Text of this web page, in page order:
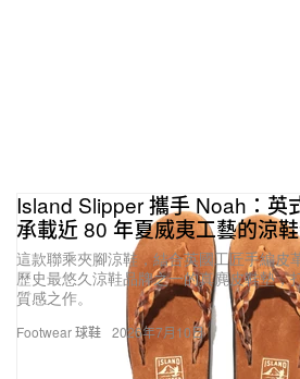
Footwear 球鞋
Island Slipper 攜手 Noah：英
承載近 80 年夏威夷工藝的涼
這款聯乘夾腳涼鞋，結合英國工匠手編皮
歷史最悠久涼鞋品牌之一的真麂皮鞋墊，
質感之作。
2026年7月10日